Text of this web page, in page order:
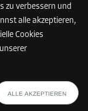
zu verbessern und
alle akzeptieren,
Cookies
ALLE AKZEPTIEREN
ANZEIGEN